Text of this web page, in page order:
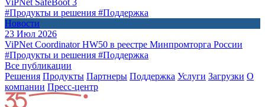
#Продукты и решения #Поддержка
Новости
23 Июл 2026
ViPNet Coordinator HW50 в реестре Минпромторга России
#Продукты и решения #Поддержка
Все публикации
Решения Продукты Партнeры Поддержка Услуги Загрузки О
компании Пресс-центр